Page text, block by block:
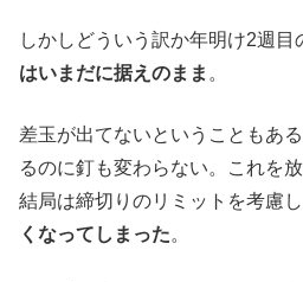
しかしどういう訳か年明け2週
はいまだに据えのまま 。
差玉が出てないということもあ
るのに釘も変わらない。これを
結局は締切りのリミットを考慮
くなってしまった。